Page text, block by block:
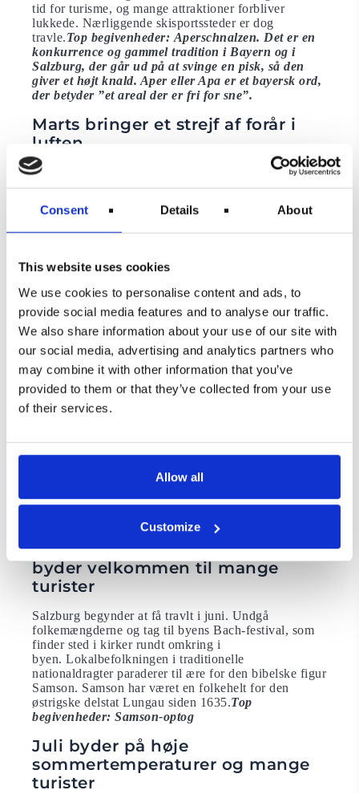
Consent Details About
This website uses cookies
We use cookies to personalise content and ads, to
provide social media features and to analyse our traffic.
We also share information about your use of our site with
our social media, advertising and analytics partners who
may combine it with other information that you’ve
provided to them or that they’ve collected from your use
of their services.
Allow all
Customize
tid for turisme, og mange attraktioner forbliver
lukkede. Nærliggende skisportssteder er dog
travle.Top begivenheder: Aperschnalzen. Det er en
konkurrence og gammel tradition i Bayern og i
Salzburg, der går ud på at svinge en pisk, så den
giver et højt knald. Aper eller Apa er et bayersk ord,
der betyder ”et areal der er fri for sne”.
Marts bringer et strejf af forår i
luften
Vejret i Salzburg er uforudsigeligt i marts, men hvis
du er heldig, begynder foråret at blomstre op. Hvis
festligheder noget helt særligt at
se.Nøglebegivenheder: Salzburg påskefestival (kan
April er starten på musiksæsonen
Selvom det traditionelle østrigske ordsprog “April,
april, gør hvad den vil” bestemt er sandt for vejret,
begynder mange musikalske begivenheder denne
måned. Gademusikanterne begynder at dukke op i
gadebilledet, efterhånden som skisæsonen går på
hæld.Top begivenheder: Salzburg Pinsefestival
Maj er majstangsæson
vejret er godt, mens der samtidig er mere ro til at
Majstangen hejses for at markere sommerens
Årets første sommermåned Juni
byder velkommen til mange
turister
Salzburg begynder at få travlt i juni. Undgå
folkemængderne og tag til byens Bach-festival, som
finder sted i kirker rundt omkring i
byen. Lokalbefolkningen i traditionelle
nationaldragter paraderer til ære for den bibelske figur
Samson. Samson har været en folkehelt for den
østrigske delstat Lungau siden 1635.Top
begivenheder: Samson-optog
Juli byder på høje
sommertemperaturer og mange
turister